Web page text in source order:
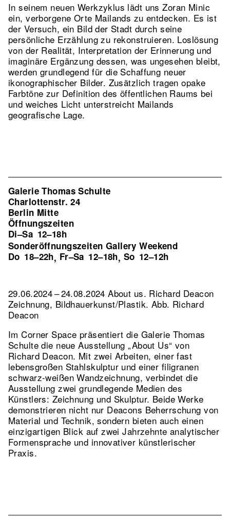
In seinem neuen Werkzyklus lädt uns Zoran Minic
ein, verborgene Orte Mailands zu entdecken. Es ist
der Versuch, ein Bild der Stadt durch seine
persönliche Erzählung zu rekonstruieren. Loslösung
von der Realität, Interpretation der Erinnerung und
imaginäre Ergänzung dessen, was ungesehen bleibt,
werden grundlegend für die Schaffung neuer
ikonographischer Bilder. Zusätzlich tragen opake
Farbtöne zur Definition des öffentlichen Raums bei
und weiches Licht unterstreicht Mailands
geografische Lage.
Galerie Thomas Schulte
Charlottenstr. 24
Berlin Mitte
Öffnungszeiten
Di–Sa 12–18h
Sonderöffnungszeiten Gallery Weekend
Do 18–22h, Fr–Sa 12–18h, So 12–12h
29.06.2024 – 24.08.2024 About us. Richard Deacon
Zeichnung, Bildhauerkunst/Plastik. Abb. Richard
Deacon
Im Corner Space präsentiert die Galerie Thomas
Schulte die neue Ausstellung „About Us“ von
Richard Deacon. Mit zwei Arbeiten, einer fast
lebensgroßen Stahlskulptur und einer filigranen
schwarz-weißen Wandzeichnung, verbindet die
Ausstellung zwei grundlegende Medien des
Künstlers: Zeichnung und Skulptur. Beide Werke
demonstrieren nicht nur Deacons Beherrschung von
Material und Technik, sondern bieten auch einen
einzigartigen Blick auf zwei Jahrzehnte analytischer
Formensprache und innovativer künstlerischer
Praxis.